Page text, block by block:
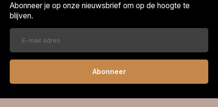
Abonneer je op onze nieuwsbrief om op de hoogte te
blijven.
Abonneer